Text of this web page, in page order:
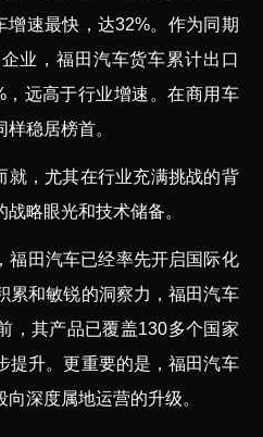
增速最快，达32%。作为同期
业，福田汽车货车累计出口
远高于行业增速。在商用车
稳居榜首。
就，尤其在行业充满挑战的背
略眼光和技术储备。
福田汽车已经率先开启国际化
累和敏锐的洞察力，福田汽车
，其产品已覆盖130多个国家
提升。更重要的是，福田汽车
深度属地运营的升级。